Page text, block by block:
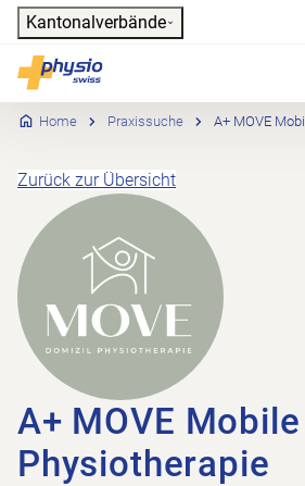
Header
Kantonalverbände
Physioswiss
Hauptnavigation
Home Praxissuche A+ MOVE
Zurück zur Übersicht
A+ MOVE Mobile
Physiotherapie